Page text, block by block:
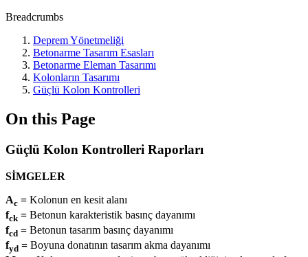
Breadcrumbs
Deprem Yönetmeliği
Betonarme Tasarım Esasları
Betonarme Eleman Tasarımı
Kolonların Tasarımı
Güçlü Kolon Kontrolleri
On this Page
Güçlü Kolon Kontrolleri Raporları
SİMGELER
Ac = Kolonun en kesit alanı
fck = Betonun karakteristik basınç dayanımı
fcd = Betonun tasarım basınç dayanımı
fyd = Boyuna donatının tasarım akma dayanımı